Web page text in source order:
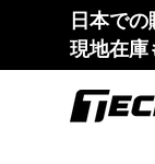
コンテ
日本で
現地在庫